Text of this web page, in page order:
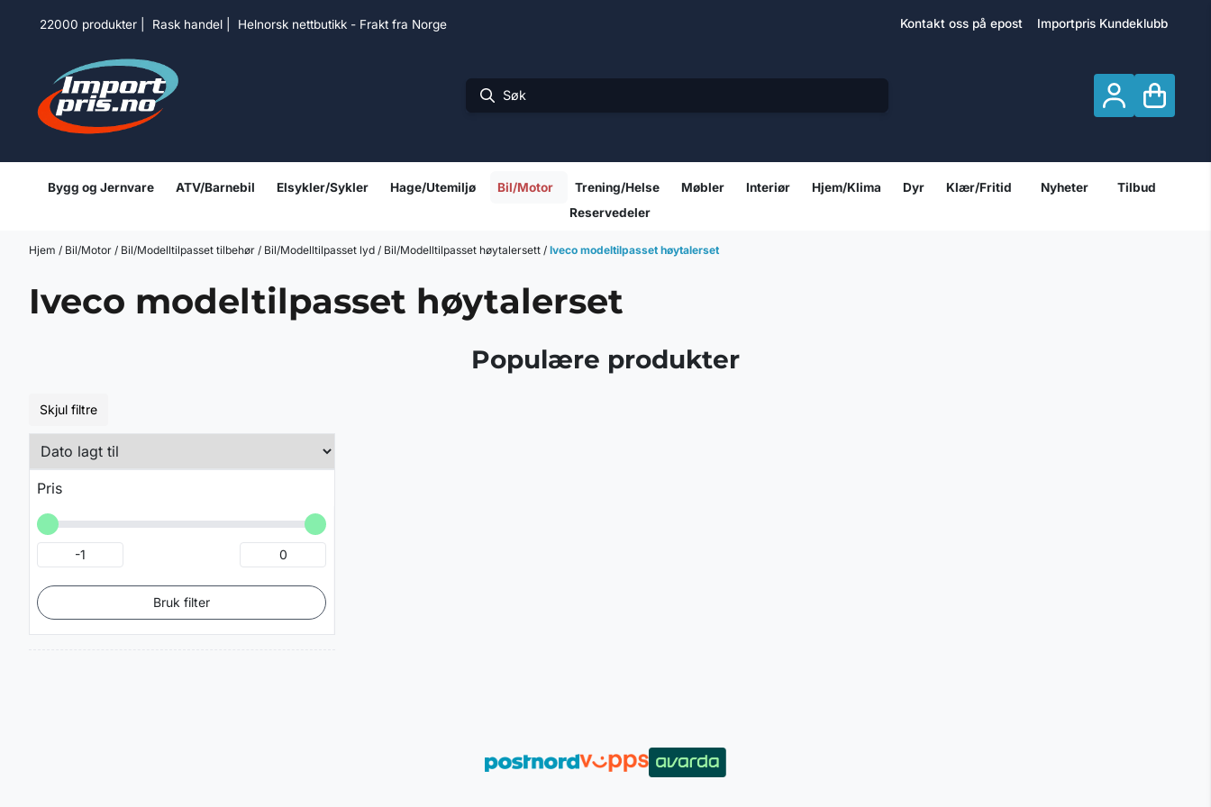
Hopp til innhold
22000 produkter | Rask handel | Helnorsk nettbutikk - Frakt fra Norge Kontakt oss på epost Importpris Kundeklubb
Bygg og Jernvare ATV/Barnebil Elsykler/Sykler Hage/Utemiljø Bil/Motor Trening/Helse Møbler Interiør Hjem/Klima Dyr Klær/Fritid Nyheter
Tilbud
Reservedeler
Hjem / Bil/Motor / Bil/Modelltilpasset tilbehør / Bil/Modelltilpasset lyd / Bil/Modelltilpasset høytalersett / Iveco modeltilpasset høytalerset
Iveco modeltilpasset høytalerset
Populære produkter
Skjul filtre
Pris
Bruk filter